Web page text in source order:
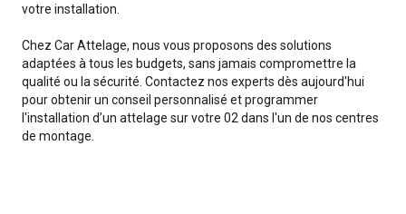
votre installation.
Chez Car Attelage, nous vous proposons des solutions
adaptées à tous les budgets, sans jamais compromettre la
qualité ou la sécurité. Contactez nos experts dès aujourd'hui
pour obtenir un conseil personnalisé et programmer
l'installation d’un attelage sur votre 02 dans l'un de nos centres
de montage.